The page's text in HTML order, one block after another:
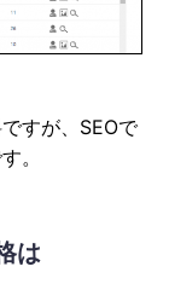
すが、SEOで
。
は